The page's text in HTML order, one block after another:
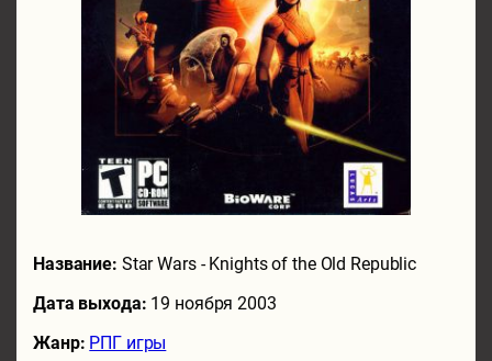
Название: Star Wars - Knights of the Old Republic
Дата выхода: 19 ноября 2003
Жанр: РПГ игры